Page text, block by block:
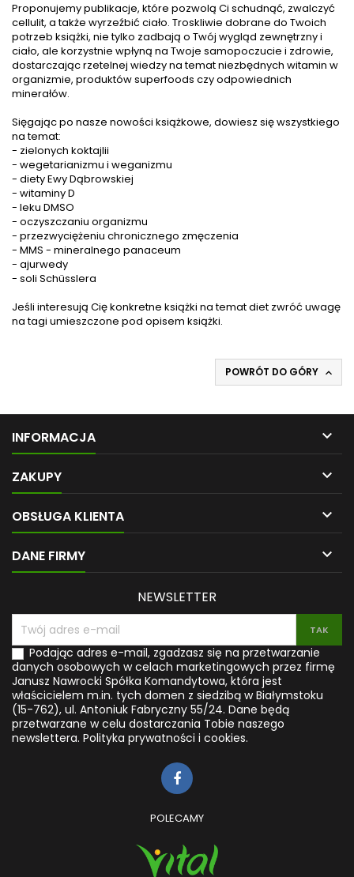
Proponujemy publikacje, które pozwolą Ci schudnąć, zwalczyć
cellulit, a także wyrzeźbić ciało. Troskliwie dobrane do Twoich
potrzeb książki, nie tylko zadbają o Twój wygląd zewnętrzny i
ciało, ale korzystnie wpłyną na Twoje samopoczucie i zdrowie,
dostarczając rzetelnej wiedzy na temat niezbędnych witamin w
organizmie, produktów superfoods czy odpowiednich
minerałów.
Sięgając po nasze nowości książkowe, dowiesz się wszystkiego
na temat:
- zielonych koktajlii
- wegetarianizmu i weganizmu
- diety Ewy Dąbrowskiej
- witaminy D
- leku DMSO
- oczyszczaniu organizmu
- przezwyciężeniu chronicznego zmęczenia
- MMS - mineralnego panaceum
- ajurwedy
- soli Schüsslera
Jeśli interesują Cię konkretne książki na temat diet zwróć uwagę
na tagi umieszczone pod opisem książki.
POWRÓT DO GÓRY 
INFORMACJA 
ZAKUPY 
OBSŁUGA KLIENTA 
DANE FIRMY 
NEWSLETTER
Podając adres e-mail, zgadzasz się na przetwarzanie
danych osobowych w celach marketingowych przez firmę
Janusz Nawrocki Spółka Komandytowa, która jest
właścicielem m.in. tych domen z siedzibą w Białymstoku
(15-762), ul. Antoniuk Fabryczny 55/24. Dane będą
przetwarzane w celu dostarczania Tobie naszego
newslettera. Polityka prywatności i cookies.
POLECAMY